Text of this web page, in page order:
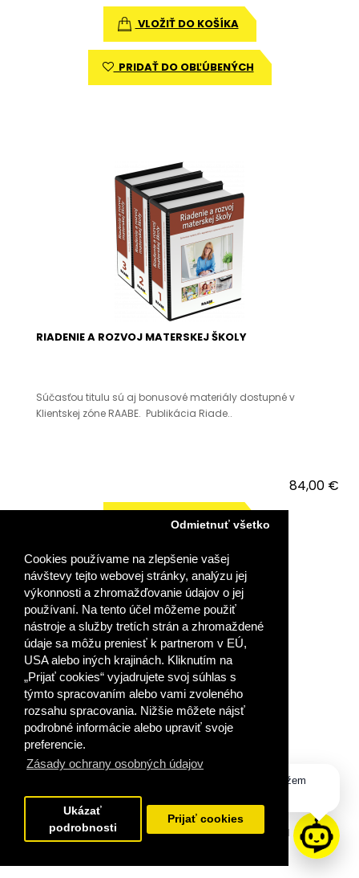
Cookies používame na zlepšenie vašej
návštevy tejto webovej stránky, analýzu jej
výkonnosti a zhromažďovanie údajov o jej
používaní. Na tento účel môžeme použiť
nástroje a služby tretích strán a zhromaždené
údaje sa môžu preniesť k partnerom v EÚ,
USA alebo iných krajinách. Kliknutím na
„Prijať cookies“ vyjadrujete svoj súhlas s
týmto spracovaním alebo vami zvoleného
rozsahu spracovania. Nižšie môžete nájsť
podrobné informácie alebo upraviť svoje
preferencie.
Zásady ochrany osobných údajov
Odmietnuť všetko
Ukázať
podrobnosti
Prijať cookies
VLOŽIŤ DO KOŠÍKA
PRIDAŤ DO OBĽÚBENÝCH
RIADENIE A ROZVOJ MATERSKEJ ŠKOLY
Súčasťou titulu sú aj bonusové materiály dostupné v
Klientskej zóne RAABE. Publikácia Riade..
84,00 €
VLOŽIŤ DO KOŠÍKA
PRIDAŤ DO OBĽÚBENÝCH
POVINNÉ PREDPRIMÁRNE VZDELÁVANIE V PRAXI
Dobrý deň, ako vám môžem